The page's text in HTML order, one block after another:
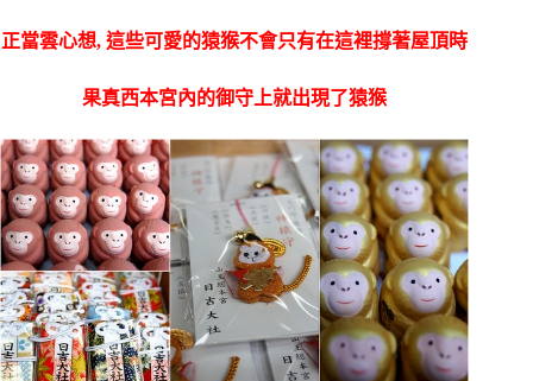
正當雲心想, 這些可愛的猿猴不會只有在這裡撐著屋頂時
果真西本宮內的御守上就出現了猿猴